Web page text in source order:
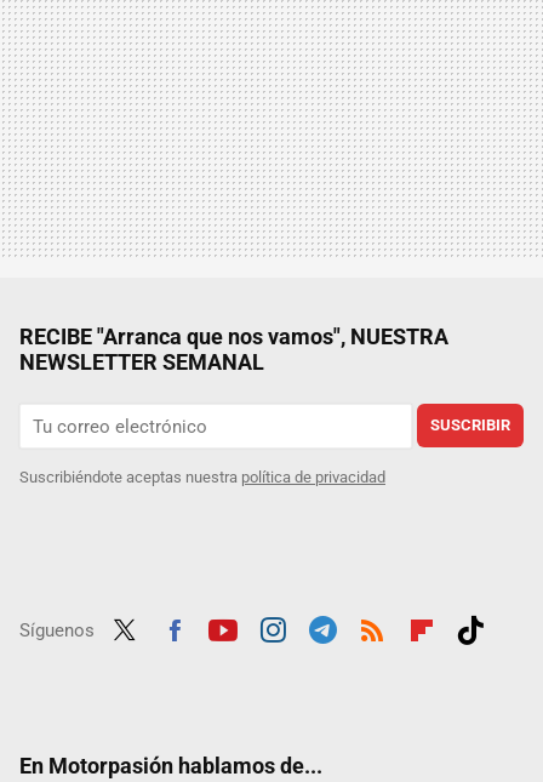
RECIBE "Arranca que nos vamos", NUESTRA
NEWSLETTER SEMANAL
SUSCRIBIR
Suscribiéndote aceptas nuestra política de privacidad
Síguenos
En Motorpasión hablamos de...